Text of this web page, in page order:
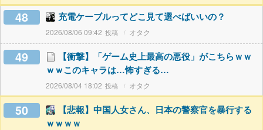
48 充電ケーブルってどこ見て選べばいいの？
2026/08/06 09:42 オタク
49
【衝撃】「ゲーム史上最高の悪役」がこちらｗｗ
ｗｗこのキャラは…怖すぎる…
2026/08/04 18:02 オタク
50
【悲報】中国人女さん、日本の警察官を暴行する
ｗｗｗｗ